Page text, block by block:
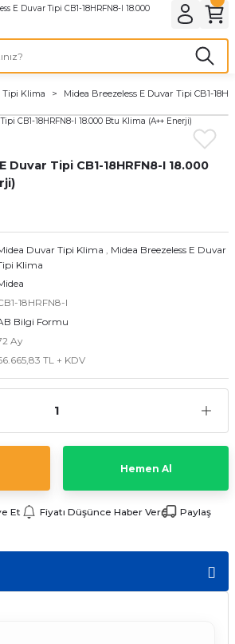
Midea Salon Tipi Klima
Midea Kaset Tipi Klima
Midea Kanal Tipi Klima
Midea Odalı Multi Klima
Midea 3 Odalı Multi Split Klima
Midea 5 Odalı Multi Split Klima | Tek
Ünite
Tipi Klima Midea Breezeless E Duvar Tipi CB1-
Duvar Tipi CB1-18HRFN8-I 18.000
Duvar Tipi Klima , Midea Breezeless E Duvar
Klima
18HRFN8-I
Bilgi Formu
Ay
TL + KDV
Hemen Al
Et Fiyatı Düşünce Haber Ver
Paylaş